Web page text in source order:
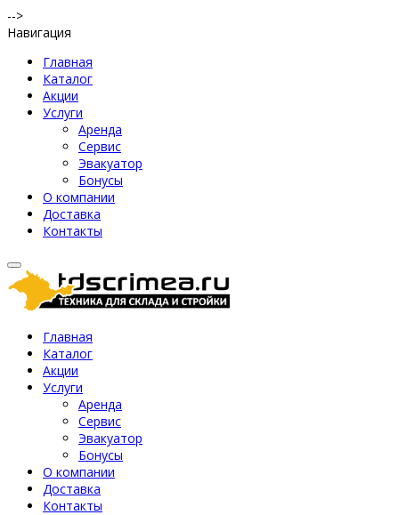
-->
Навигация
Главная
Каталог
Акции
Услуги
Аренда
Сервис
Эвакуатор
Бонусы
О компании
Доставка
Контакты
Главная
Каталог
Акции
Услуги
Аренда
Сервис
Эвакуатор
Бонусы
О компании
Доставка
Контакты